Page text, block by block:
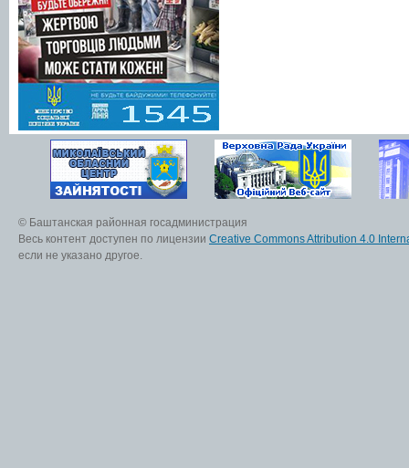
© Баштанская районная госадминистрация
Весь контент доступен по лицензии Creative Commons Attribution 4.0
если не указано другое.